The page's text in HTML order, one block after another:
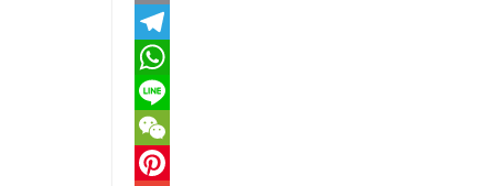
c
e
b
o
o
w
t
t
e
E
m
a
T
e
e
W
h
a
L
W